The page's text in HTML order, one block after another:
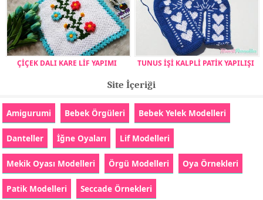
ÇİÇEK DALI KARE LİF YAPIMI TUNUS İŞİ KALPLİ PATİK YAPILIŞI
Site İçeriği
Amigurumi Bebek Örgüleri Bebek Yelek Modelleri
Danteller İğne Oyaları Lif Modelleri
Mekik Oyası Modelleri Örgü Modelleri Oya Örnekleri
Patik Modelleri Seccade Örnekleri